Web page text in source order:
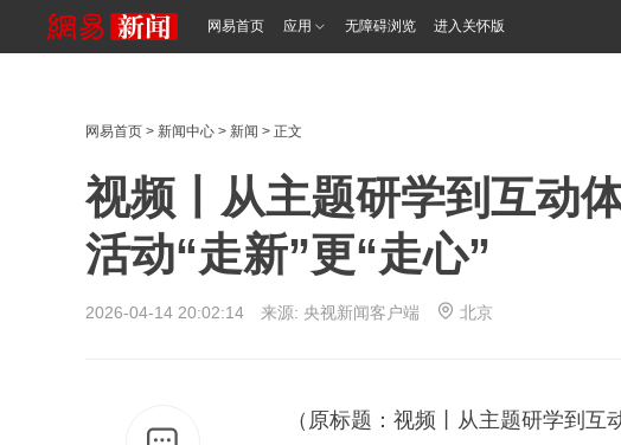
网易首页 应用 无障碍浏览 进入关怀版
网易首页 > 新闻中心 > 新闻 > 正文
视频丨从主题研学到互动
活动“走新”更“走心”
2026-04-14 20:02:14 来源: 央视新闻客户端 北京
（原标题：视频丨从主题研学到互